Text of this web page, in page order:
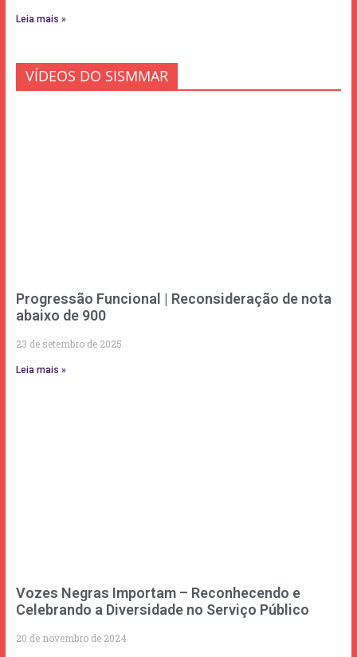
Leia mais »
VÍDEOS DO SISMMAR
Progressão Funcional | Reconsideração de nota
abaixo de 900
23 de setembro de 2025
Leia mais »
Vozes Negras Importam – Reconhecendo e
Celebrando a Diversidade no Serviço Público
20 de novembro de 2024